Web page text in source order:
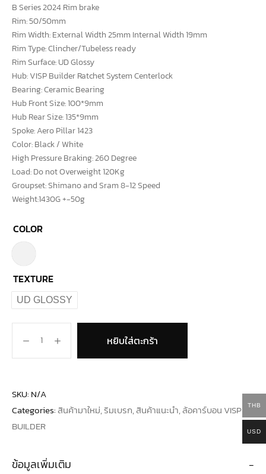
B Series 2024 Rim brake
Rim: 50/50mm
Rim Width: External Width 25mm Internal Width 19mm
Rim Type: Clincher/Tubeless ready
Rim Surface: UD Glossy
Hub: VISP Builder Ratchet System Centerlock
Bearing: Ceramic Bearing
Hub Front Size: 100*9mm
Hub Rear Size: 135*9mm
Spoke: Aero Pillar 1423
Color: Black / White
High Pressure Braking: 260 Degree
Load: Do not Overweight 120Kg
Groupset: Shimano and Sram 8-12 Speed
Weight:1430G +-50g
COLOR
TEXTURE
UD GLOSSY
หยิบใส่ตะกร้า
SKU: N/A
Categories:สินค้ามาใหม่,ริมเบรก,สินค้าแนะนำ,ล้อคาร์บอน VISP
BUILDER
ข้อมูลเพิ่มเติม
THB
USD